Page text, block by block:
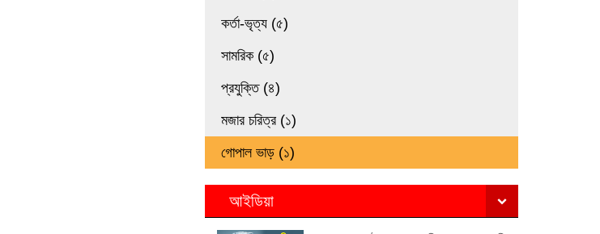
কর্তা-ভৃত্য (৫)
সামরিক (৫)
প্রযুক্তি (৪)
মজার চরিত্র (১)
গোপাল ভাড় (১)
আইডিয়া